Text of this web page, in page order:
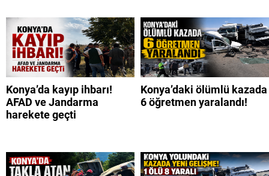
Konya’da kayıp ihbarı!
AFAD ve Jandarma
harekete geçti
Konya’daki ölümlü kazada
6 öğretmen yaralandı!